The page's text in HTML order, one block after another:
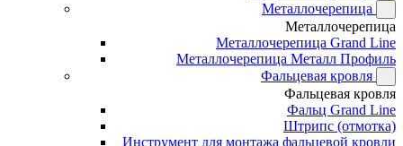
Металлочерепица
Металлочерепица
Металлочерепица Grand Line
Металлочерепица Металл Профиль
Фальцевая кровля
Фальцевая кровля
Фальц Grand Line
Штрипс (отмотка)
Инструмент для монтажа фальцевой кровли